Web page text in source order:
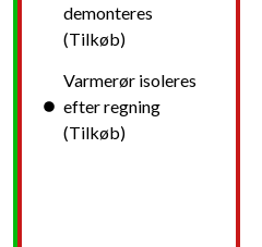
demonteres
(Tilkøb)
Varmerør isoleres
efter regning
(Tilkøb)